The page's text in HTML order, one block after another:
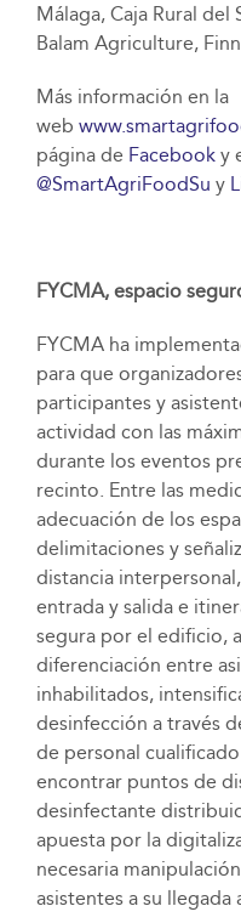
Málaga, Caja Rural del
Balam Agriculture,
Más información en la
web
página de Facebooky
@SmartAgriFoodSu y
FYCMA, espacio
FYCMA ha
para que
participantes y
actividad con las
durante los eventos
recinto. Entre las
adecuación de los
delimitaciones y
distancia
entrada y salida e
segura por el edificio,
diferenciación entre
inhabilitados,
desinfección a través
de personal
encontrar puntos de
desinfectante
apuesta por la
necesaria
asistentes a su